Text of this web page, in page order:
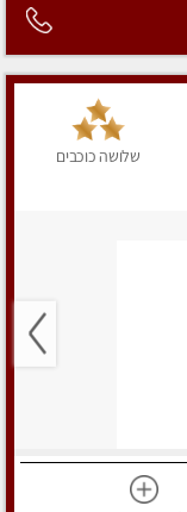
שלושה כוכבים